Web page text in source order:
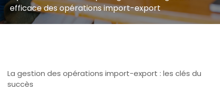
efficace des opérations import-export
La gestion des opérations import-export : les clés du
succès